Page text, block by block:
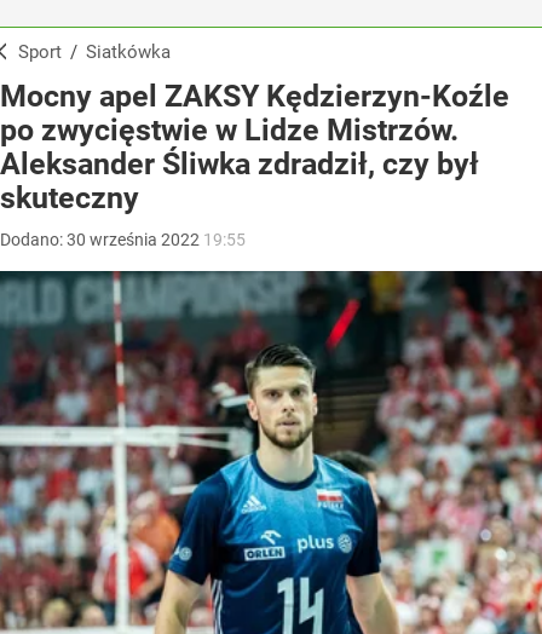
Sport / Siatkówka
Mocny apel ZAKSY Kędzierzyn-Koźle
po zwycięstwie w Lidze Mistrzów.
Aleksander Śliwka zdradził, czy był
skuteczny
Dodano:30 września 2022 19:55